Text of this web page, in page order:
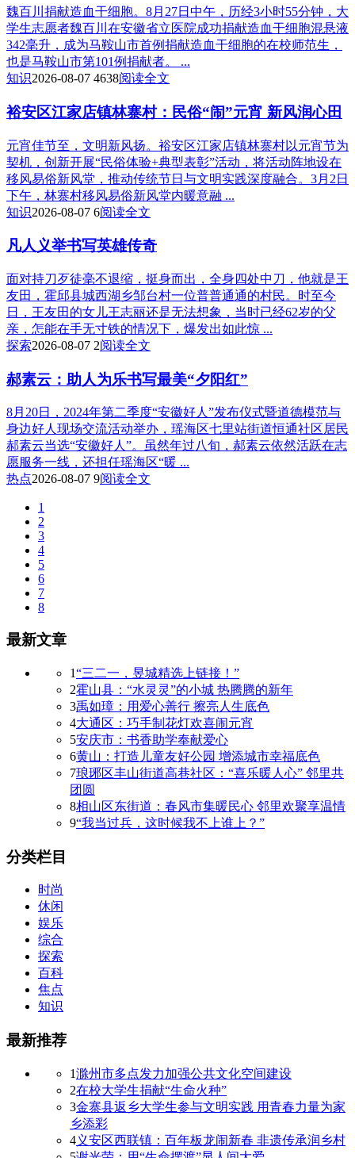
魏百川捐献造血干细胞。8月27日中午，历经3小时55分钟，大
学生志愿者魏百川在安徽省立医院成功捐献造血干细胞混悬液
342毫升，成为马鞍山市首例捐献造血干细胞的在校师范生，
也是马鞍山市第101例捐献者。 ...
知识2026-08-07 4638阅读全文
裕安区江家店镇林寨村：民俗“闹”元宵 新风润心田
元宵佳节至，文明新风扬。裕安区江家店镇林寨村以元宵节为
契机，创新开展“民俗体验+典型表彰”活动，将活动阵地设在
移风易俗新风堂，推动传统节日与文明实践深度融合。3月2日
下午，林寨村移风易俗新风堂内暖意融 ...
知识2026-08-07 6阅读全文
凡人义举书写英雄传奇
面对持刀歹徒毫不退缩，挺身而出，全身四处中刀，他就是王
友田，霍邱县城西湖乡邹台村一位普普通通的村民。时至今
日，王友田的女儿王志丽还是无法想象，当时已经62岁的父
亲，怎能在手无寸铁的情况下，爆发出如此惊 ...
探索2026-08-07 2阅读全文
郝素云：助人为乐书写最美“夕阳红”
8月20日，2024年第二季度“安徽好人”发布仪式暨道德模范与
身边好人现场交流活动举办，瑶海区七里站街道恒通社区居民
郝素云当选“安徽好人”。虽然年过八旬，郝素云依然活跃在志
愿服务一线，还担任瑶海区“暖 ...
热点2026-08-07 9阅读全文
1
2
3
4
5
6
7
8
最新文章
1“三二一，昱城精选上链接！”
2霍山县：“水灵灵”的小城 热腾腾的新年
3禹如璋：用爱心善行 擦亮人生底色
4大通区：巧手制花灯欢喜闹元宵
5安庆市：书香助学奉献爱心
6黄山：打造儿童友好公园 增添城市幸福底色
7琅琊区丰山街道高巷社区：“喜乐暖人心” 邻里共
团圆
8相山区东街道：春风市集暖民心 邻里欢聚享温情
9“我当过兵，这时候我不上谁上？”
分类栏目
时尚
休闲
娱乐
综合
探索
百科
焦点
知识
最新推荐
1滁州市多点发力加强公共文化空间建设
2在校大学生捐献“生命火种”
3金寨县返乡大学生参与文明实践 用青春力量为家
乡添彩
4义安区西联镇：百年板龙闹新春 非遗传承润乡村